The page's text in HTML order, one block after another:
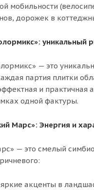
мобильности
дорожек в
уникальный
— это
партия плитки
и
одной фактуры.
Марс»: Энергия и
— это смелый
акценты в